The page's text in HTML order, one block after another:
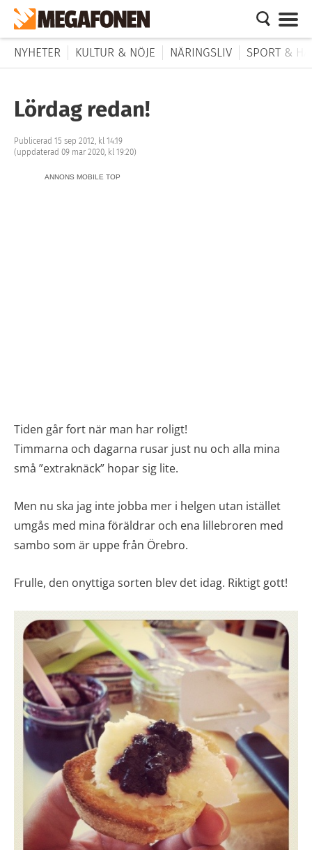
NYHETER KULTUR & NÖJE NÄRINGSLIV SPORT &
Lördag redan!
Publicerad 15 sep 2012, kl 14:19
(uppdaterad 09 mar 2020, kl 19:20)
ANNONS MOBILE TOP
Tiden går fort när man har roligt!
Timmarna och dagarna rusar just nu och alla mina
små ”extraknäck” hopar sig lite.
Men nu ska jag inte jobba mer i helgen utan istället
umgås med mina föräldrar och ena lillebroren med
sambo som är uppe från Örebro.
Frulle, den onyttiga sorten blev det idag. Riktigt gott!